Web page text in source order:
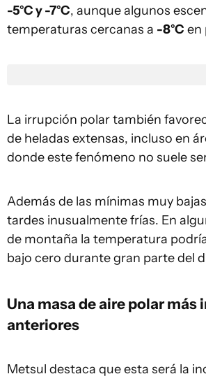
-5°C y -7°C, aunque algunos
temperaturas cercanas a -8°C en
La irrupción polar también
de heladas extensas, incluso en
donde este fenómeno no suele
Además de las mínimas muy
tardes inusualmente frías. En
de montaña la temperatura
bajo cero durante gran parte del
Una masa de aire polar más
anteriores
Metsul destaca que esta será la